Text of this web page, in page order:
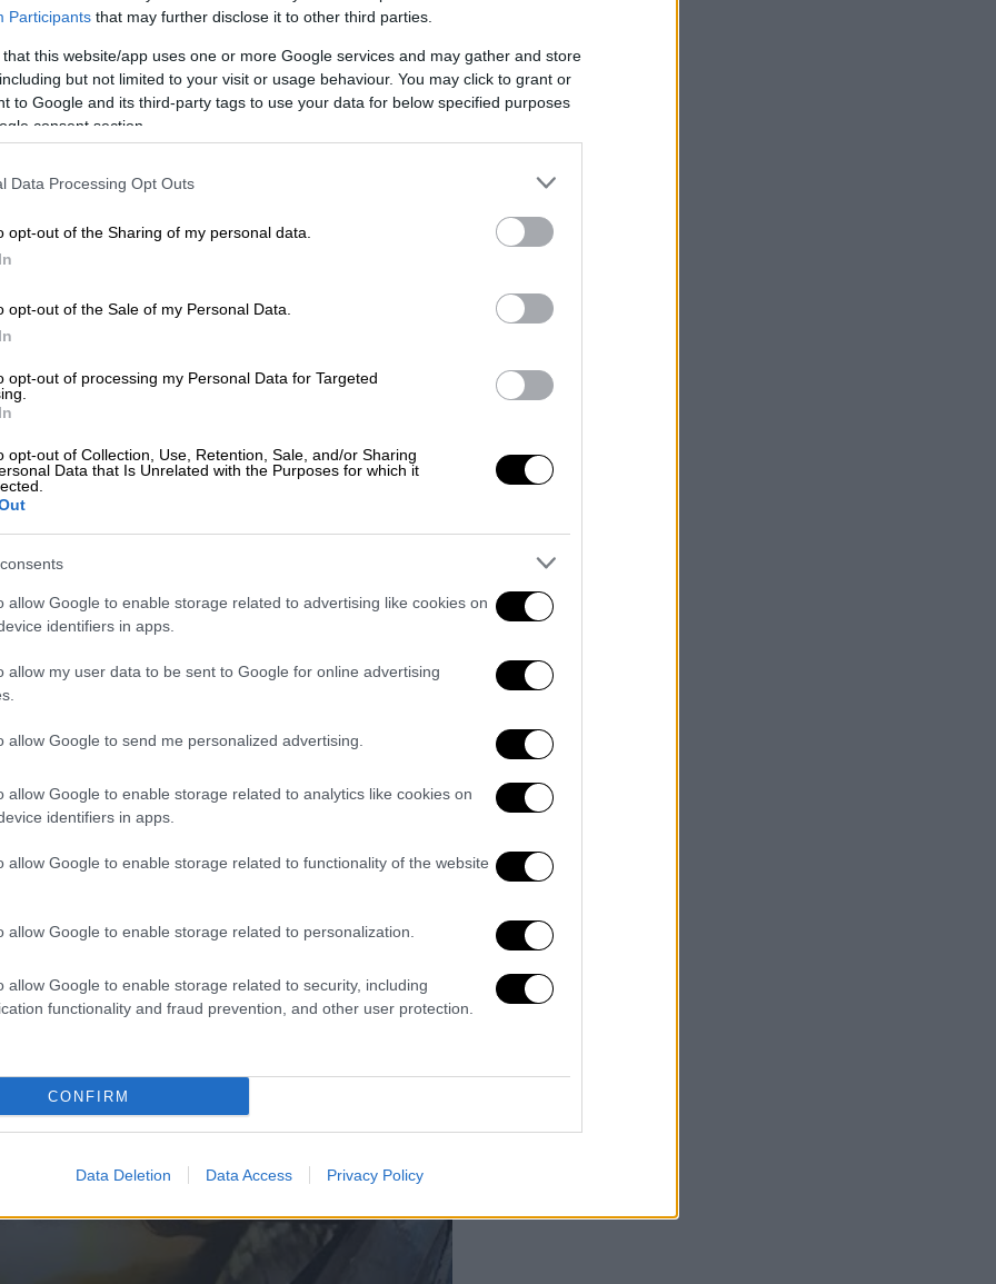
Participants that may further disclose it to other third parties.
that this website/app uses one or more Google services and may gather and store
but not limited to your visit or usage behaviour. You may click to grant or
to Google and its third-party tags to use your data for below specified purposes
consent section.
Data Processing Opt Outs
opt-out of the Sharing of my personal data.
opt-out of the Sale of my Personal Data.
opt-out of processing my Personal Data for Targeted
opt-out of Collection, Use, Retention, Sale, and/or Sharing
Data that Is Unrelated with the Purposes for which it
allow Google to enable storage related to advertising like cookies on
identifiers in apps.
allow my user data to be sent to Google for online advertising
allow Google to send me personalized advertising.
allow Google to enable storage related to analytics like cookies on
identifiers in apps.
allow Google to enable storage related to functionality of the website
allow Google to enable storage related to personalization.
allow Google to enable storage related to security, including
functionality and fraud prevention, and other user protection.
CONFIRM
Data Deletion Data Access Privacy Policy
το 2050 - Το τρομακτικό μέλλον
το τεράστιο ερπετό να ξεκουράζεται
στην άκρη του σκάφους, πριν βουτήξει
τον πύθωνα
από το κεφάλι. Όμως, σε
το φίδι τον άρπαξε και τον έσυρε κάτω
αναδύθηκε παλεύοντας, ενώ το
του και στη συνέχεια ανέβαινε προς τα
μαζί του
τον βοηθήσουν. Δύο άνδρες
ερπετό —ο ένας από το κεφάλι και ο
τελικά να απελευθερώσουν τον ξεναγό,
στο σκάφος, όπου το πλήρωμα
ξανά στο φυσικό του
ανέφερε ότι επρόκειτο για τον
είχε αντικρίσει ποτέ η ομάδα.
video